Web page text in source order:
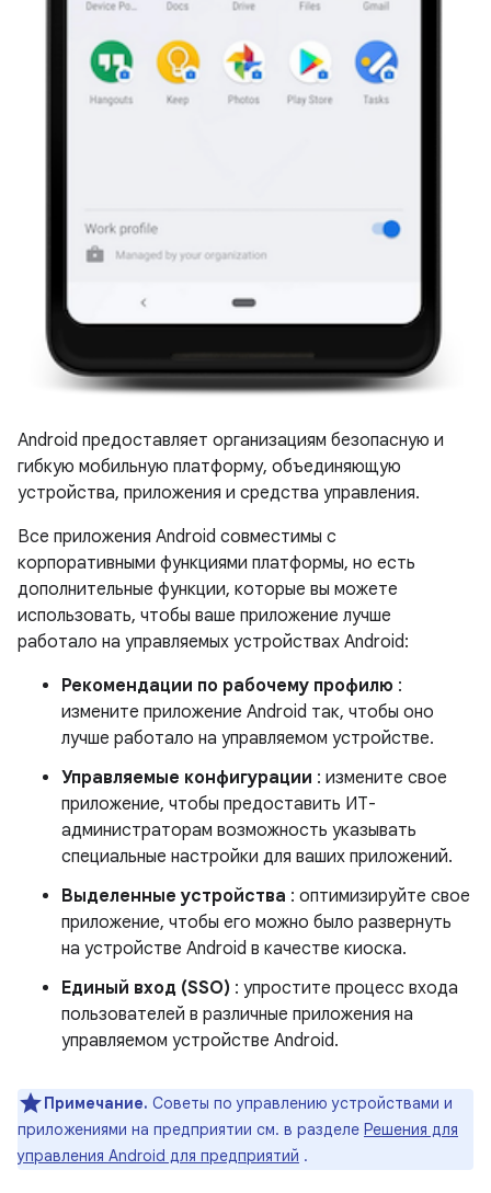
Android предоставляет организациям безопасную и
гибкую мобильную платформу, объединяющую
устройства, приложения и средства управления.
Все приложения Android совместимы с
корпоративными функциями платформы, но есть
дополнительные функции, которые вы можете
использовать, чтобы ваше приложение лучше
работало на управляемых устройствах Android:
Рекомендации по рабочему профилю :
измените приложение Android так, чтобы оно
лучше работало на управляемом устройстве.
Управляемые конфигурации : измените свое
приложение, чтобы предоставить ИТ-
администраторам возможность указывать
специальные настройки для ваших приложений.
Выделенные устройства : оптимизируйте свое
приложение, чтобы его можно было развернуть
на устройстве Android в качестве киоска.
Единый вход (SSO) : упростите процесс входа
пользователей в различные приложения на
управляемом устройстве Android.
Примечание. Советы по управлению устройствами и
приложениями на предприятии см. в разделе Решения для
управления Android для предприятий .